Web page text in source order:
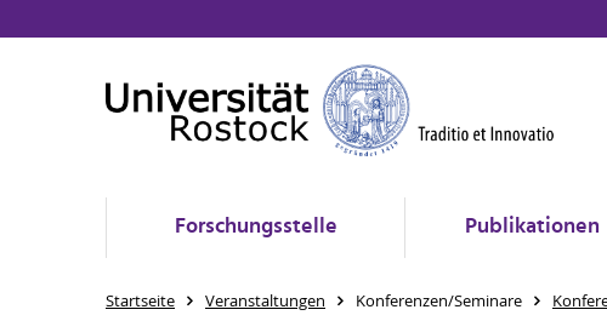
Forschungsstelle Publikationen
Startseite Veranstaltungen Konferenzen/Seminare